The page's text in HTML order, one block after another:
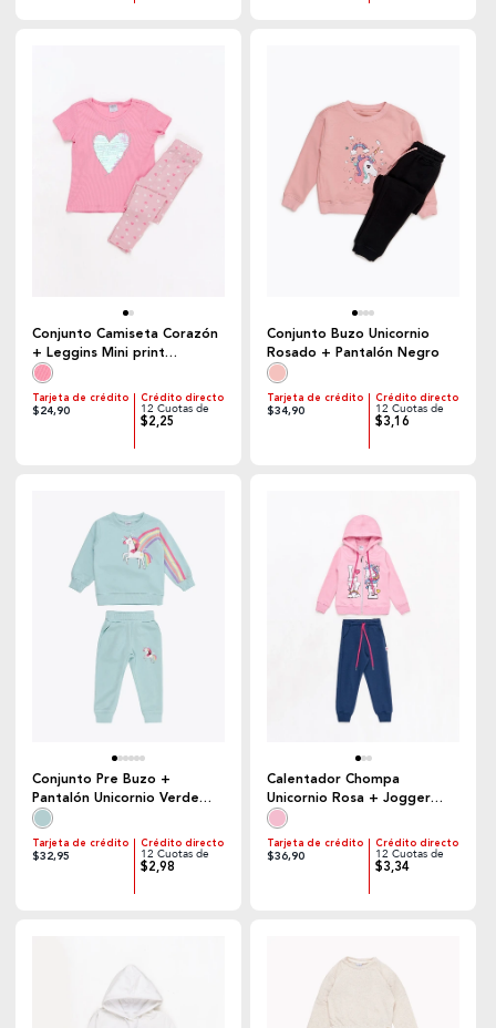
Conjunto Camiseta Corazón
+ Leggins Mini print
Corazones Rosado
Tarjeta de crédito
$24,90
Crédito directo
12 Cuotas de
$2,25
Conjunto Buzo Unicornio
Rosado + Pantalón Negro
Tarjeta de crédito
$34,90
Crédito directo
12 Cuotas de
$3,16
Conjunto Pre Buzo +
Pantalón Unicornio Verde
Menta
Tarjeta de crédito
$32,95
Crédito directo
12 Cuotas de
$2,98
Calentador Chompa
Unicornio Rosa + Jogger
Azul
Tarjeta de crédito
$36,90
Crédito directo
12 Cuotas de
$3,34